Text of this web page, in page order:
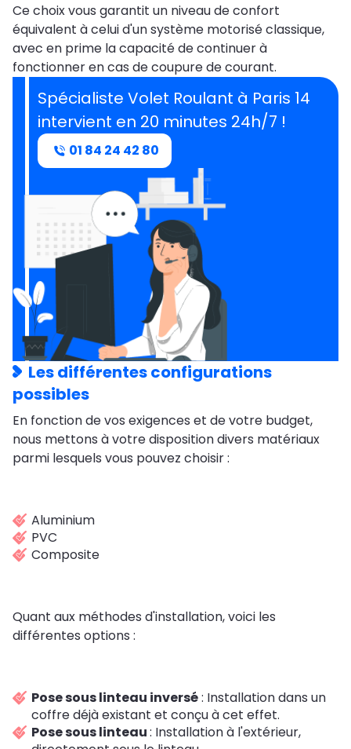
Ce choix vous garantit un niveau de confort
équivalent à celui d'un système motorisé classique,
avec en prime la capacité de continuer à
fonctionner en cas de coupure de courant.
Spécialiste Volet Roulant à Paris 14
intervient en 20 minutes 24h/7 !
01 84 24 42 80
Les différentes configurations
possibles
En fonction de vos exigences et de votre budget,
nous mettons à votre disposition divers matériaux
parmi lesquels vous pouvez choisir :
Aluminium
PVC
Composite
Quant aux méthodes d'installation, voici les
différentes options :
Pose sous linteau inversé: Installation dans un
coffre déjà existant et conçu à cet effet.
Pose sous linteau: Installation à l'extérieur,